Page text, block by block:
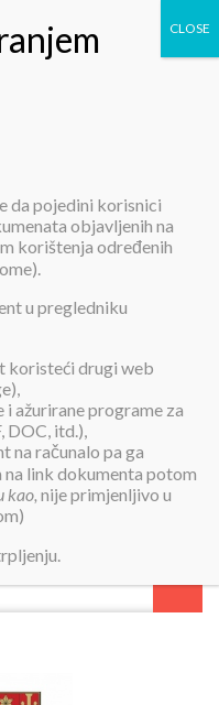
da pojedini korisnici
objavljenih na
korištenja određenih
u pregledniku
koristeći drugi web
ažurirane programe za
DOC, itd.),
na računalo pa ga
link dokumenta potom
kao, nije primjenljivo u